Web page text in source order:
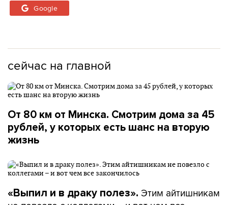
Google
сейчас на главной
От 80 км от Минска. Смотрим дома за 45
рублей, у которых есть шанс на вторую
жизнь
«Выпил и в драку полез». Этим айтишникам